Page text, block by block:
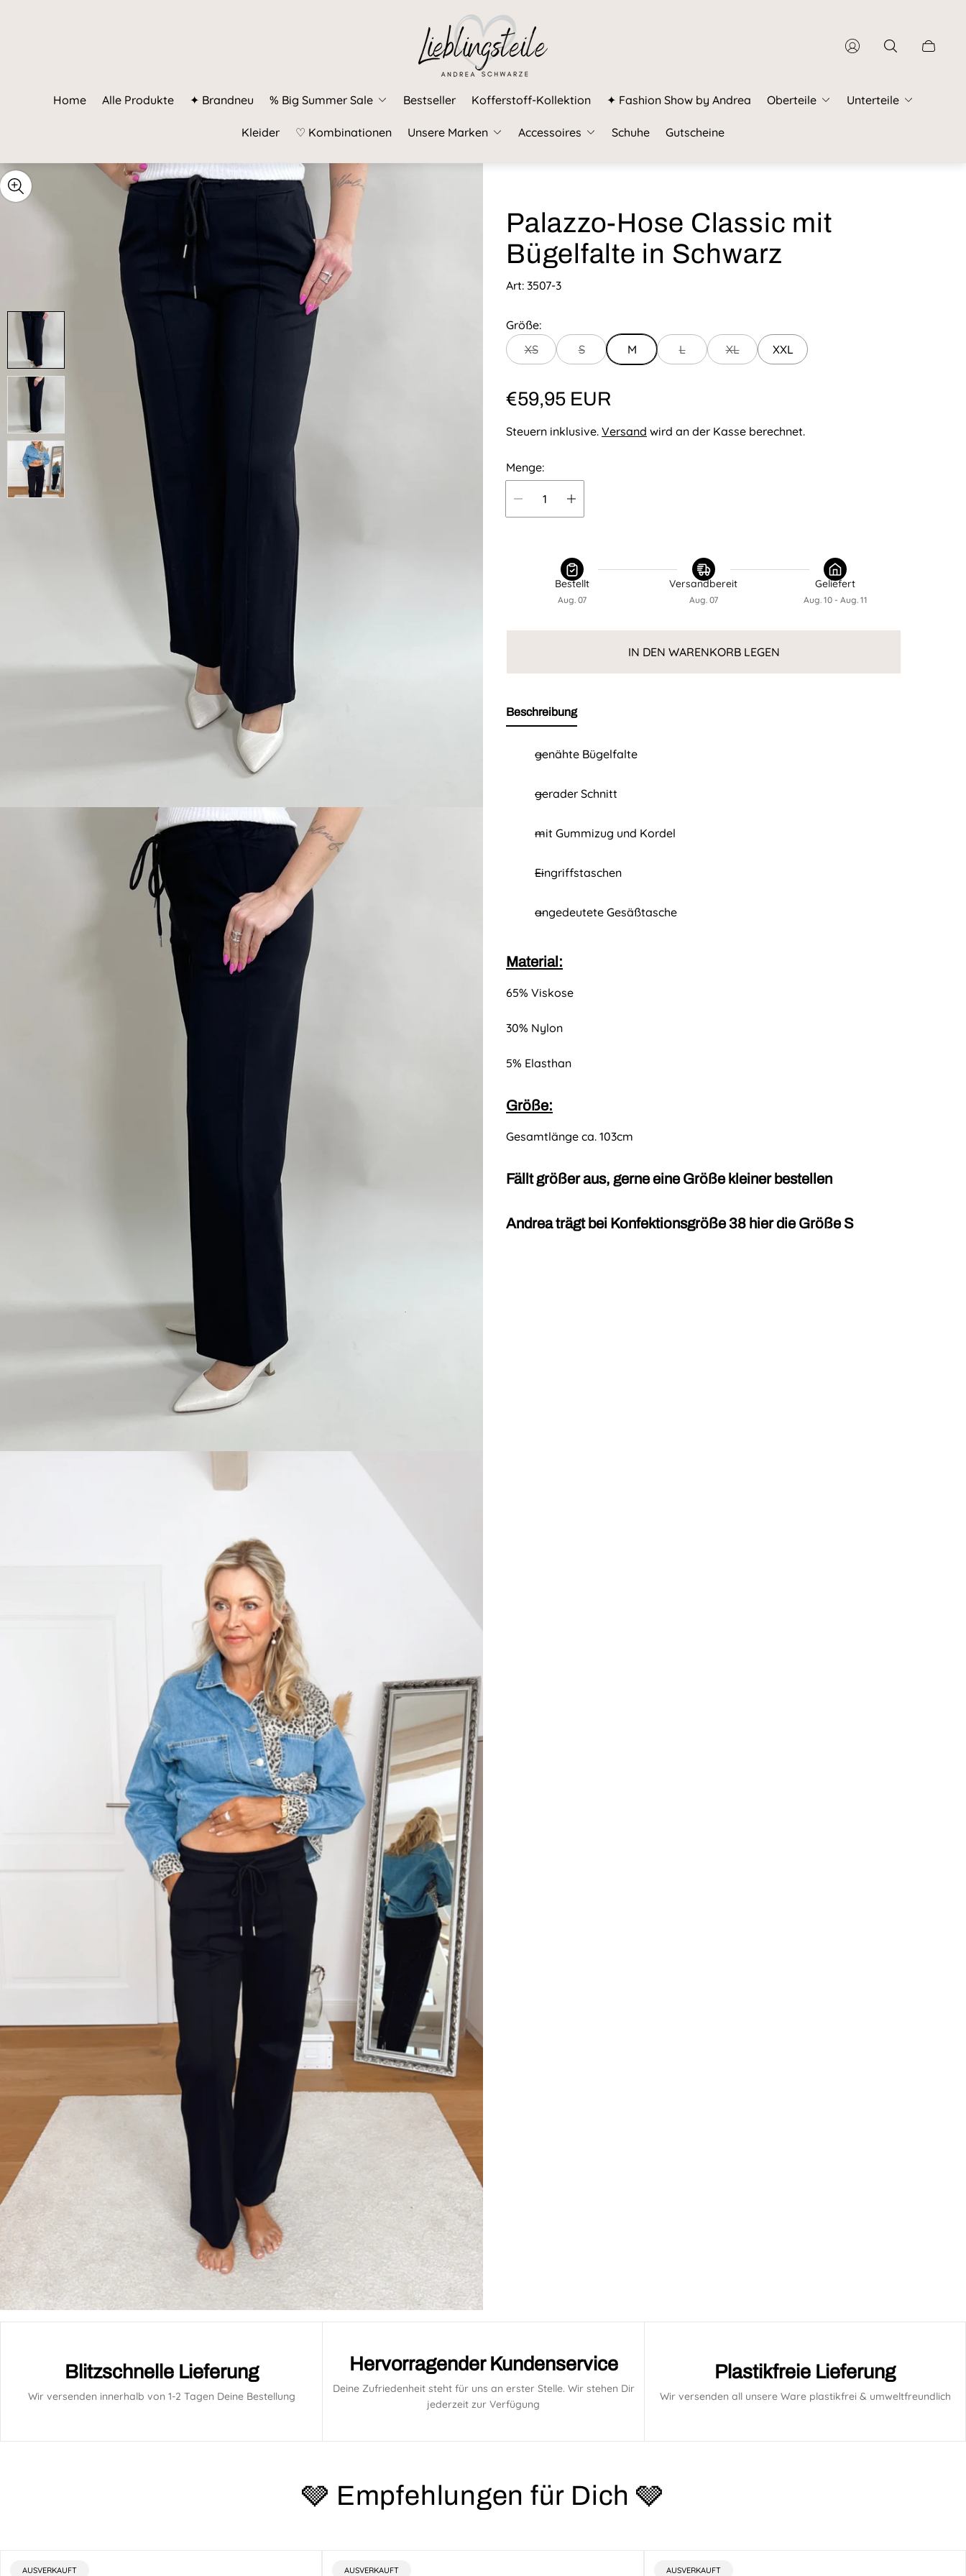
Laden-
Logo"
Home
Alle Produkte ✦ Brandneu % Big Summer Sale Bestseller Kofferstoff-Kollektion ✦ Fashion Show by Andrea Oberteile Unterteile
Kleider ♡ Kombinationen Unsere Marken Accessoires Schuhe Gutscheine
Palazzo-Hose Classic mit
Bügelfalte in Schwarz
Art: 3507-3
Größe:
XS
S M L XL XXL
R
e
u
P
i
€59,95 EUR
Steuern inklusive. Versand wird an der Kasse berechnet.
Menge:
Bestellt
Aug. 07
Versandbereit
Aug. 07
Geliefert
Aug. 10 - Aug. 11
IN DEN WARENKORB LEGEN
Beschreibung
genähte Bügelfalte
gerader Schnitt
mit Gummizug und Kordel
Eingriffstaschen
angedeutete Gesäßtasche
Material:
65% Viskose
30% Nylon
5% Elasthan
Größe:
Gesamtlänge ca. 103cm
Fällt größer aus, gerne eine Größe kleiner bestellen
Andrea trägt bei Konfektionsgröße 38 hier die Größe S
Blitzschnelle Lieferung
Wir versenden innerhalb von 1-2 Tagen Deine Bestellung
Hervorragender Kundenservice
Deine Zufriedenheit steht für uns an erster Stelle. Wir stehen Dir
jederzeit zur Verfügung
Plastikfreie Lieferung
Wir versenden all unsere Ware plastikfrei & umweltfreundlich
🩶 Empfehlungen für Dich 🩶
PRODUKTBEZEICHNUNG:
AUSVERKAUFT PRODUKTBEZEICHNUNG:
AUSVERKAUFT PRODUKTBEZEICHNUNG:
AUSVERKAUFT